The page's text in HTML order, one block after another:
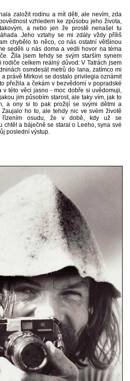
založit rodinu a mít děti, ale nevím, zda
vzhledem ke způsobu jeho života,
a nebo jen že prostě nenašel tu
Jeho vztahy se mi zdály vždy příliš
chybělo to něco, co nás ostatní většinou
seděli u nás doma a vedli hovor na téma
Žila jsem tehdy se svým starším synem
celkem reálný důvod: V Tatrách jsem
osmdesát metrů do lana, zatímco mi
právě Mirkovi se dostalo privilegia oznámit
přežila a čekám v bezvědomí v popradské
v této věci jasno - moc dobře si uvědomuji,
jim působím starost, ale taky vím, jak to
a ony si to pak prožijí se svými dětmi a
ho to, ale tehdy nic ve svém životě
řízením osudu, že v době, kdy už se
chtěl a báječně se staral o Leeho, syna své
poslední výstup.